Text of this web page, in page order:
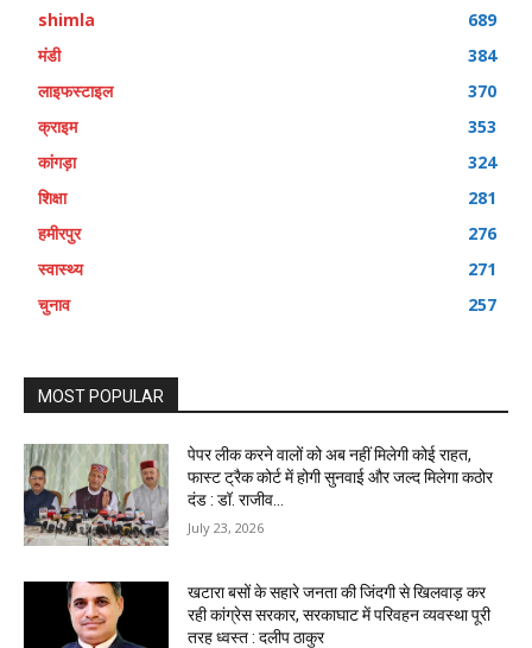
shimla
689
मंडी
384
लाइफस्टाइल
370
क्राइम
353
कांगड़ा
324
शिक्षा
281
हमीरपुर
276
स्वास्थ्य
271
चुनाव
257
MOST POPULAR
पेपर लीक करने वालों को अब नहीं मिलेगी कोई राहत,
फास्ट ट्रैक कोर्ट में होगी सुनवाई और जल्द मिलेगा कठोर
दंड : डॉ. राजीव...
July 23, 2026
खटारा बसों के सहारे जनता की जिंदगी से खिलवाड़ कर
रही कांग्रेस सरकार, सरकाघाट में परिवहन व्यवस्था पूरी
तरह ध्वस्त : दलीप ठाकुर